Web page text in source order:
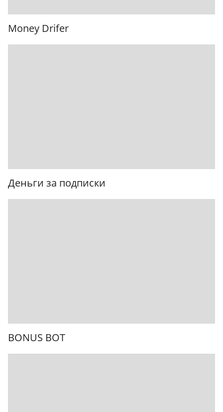
Money Drifer
Деньги за подписки
BONUS BOT